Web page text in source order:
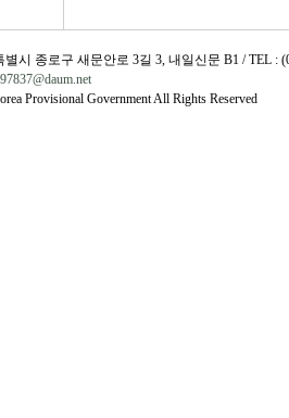
별시 종로구 새문안로 3길 3, 내일신문 B1 / TEL :
Provisional Government All Rights Reserved